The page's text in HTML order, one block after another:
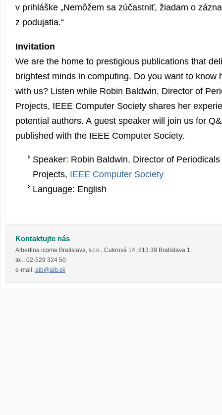
v prihláške „Nemôžem sa zúčastniť, žiadam o
z podujatia.“
Invitation
We are the home to prestigious publications that
brightest minds in computing. Do you want to know
with us? Listen while Robin Baldwin, Director of
Projects, IEEE Computer Society shares her
potential authors. A guest speaker will join us for
published with the IEEE Computer Society.
Speaker: Robin Baldwin, Director of
Projects, IEEE Computer Society
Language: English
Kontaktujte nás
Albertina icome Bratislava, s.r.o., Cukrová 14, 813 39 Bratislava 1
tel.: 02-529 324 50
e-mail: aib@aib.sk